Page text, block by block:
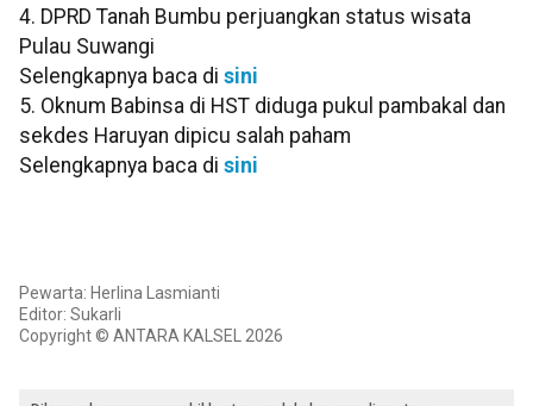
4. DPRD Tanah Bumbu perjuangkan status wisata
Pulau Suwangi
Selengkapnya baca di sini
5. Oknum Babinsa di HST diduga pukul pambakal dan
sekdes Haruyan dipicu salah paham
Selengkapnya baca di sini
Pewarta: Herlina Lasmianti
Editor: Sukarli
Copyright © ANTARA KALSEL 2026